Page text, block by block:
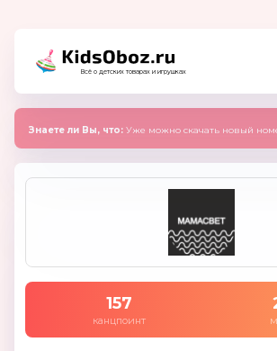
Всё о детских товарах и игрушках
Знаете ли Вы, что: Уже можно скачать новый номер журнала
157
канцпоинт